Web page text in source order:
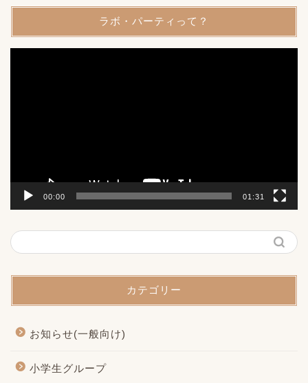
ラボ・パーティって？
00:00 01:31
カテゴリー
お知らせ(一般向け)
小学生グループ